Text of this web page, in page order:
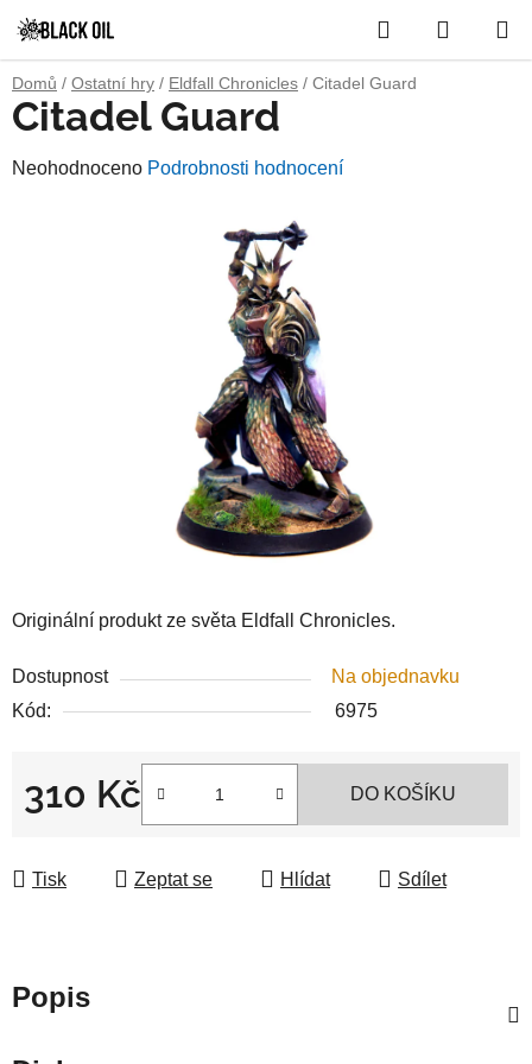
na
obsah
Hledat
KOŠÍK
Domů / Ostatní hry / Eldfall Chronicles / Citadel Guard
Originální produkt ze světa Eldfall Chronicles.
Dostupnost
Na objednavku
Kód:
6975
310 Kč DO KOŠÍKU
Tisk Zeptat se Hlídat Sdílet
Citadel Guard
Průměrné
Neohodnoceno Podrobnosti hodnocení
Popis